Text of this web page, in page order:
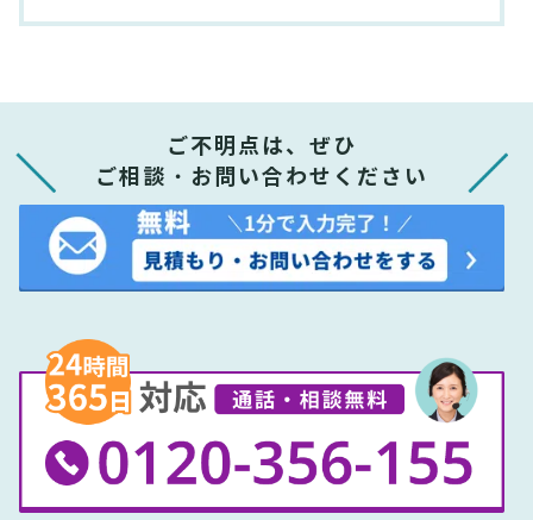
ご不明点は、ぜひ
ご相談・お問い合わせください